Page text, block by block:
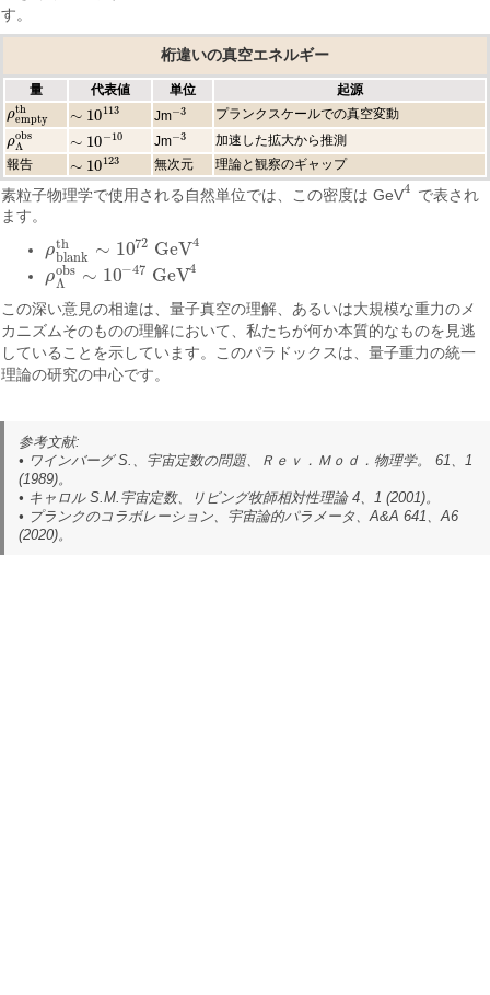
す。
桁違いの真空エネルギー
量 代表値 単位 起源
ρth
empty
ρempty ∼ 10113
∼10113 Jm−3
−3 プランクスケールでの真空変動
ρobs
Λ
ρΛob ∼ 10−10
∼10− 10 Jm−3
−3
加速した拡大から推測
報告
∼ 10123
∼10123 無次元 理論と観察のギャップ
素粒子物理学で使用される自然単位では、この密度は GeV4
4 で表され
ます。
ρth
blank ∼ 1072 GeV4
ρblank h∼ 1072 GeV4
ρobs
Λ
∼ 10−47 GeV4
ρΛob s∼ 10− 47 GeV4
この深い意見の相違は、量子真空の理解、あるいは大規模な重力のメ
カニズムそのものの理解において、私たちが何か本質的なものを見逃
していることを示しています。このパラドックスは、量子重力の統一
理論の研究の中心です。
参考文献:
• ワインバーグ S.、 宇宙定数の問題、Ｒｅｖ．Ｍｏｄ．物理学。 61、1
(1989)。
• キャロル S.M. 宇宙定数、リビング牧師相対性理論 4、1 (2001)。
• プランクのコラボレーション、 宇宙論的パラメータ、A&A 641、A6
(2020)。